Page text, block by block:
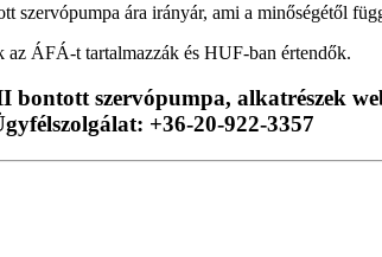
szervópumpa ára irányár, ami a minőségétől
az ÁFÁ-t tartalmazzák és HUF-ban értendők.
bontott szervópumpa, alkatrészek
+36-20-922-3357